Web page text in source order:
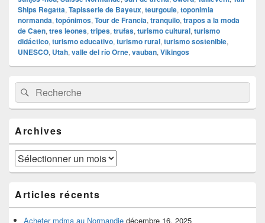
Ships Regatta, Tapisserie de Bayeux, teurgoule, toponimia
normanda, topónimos, Tour de Francia, tranquilo, trapos a la moda
de Caen, tres leones, tripes, trufas, turismo cultural, turismo
didáctico, turismo educativo, turismo rural, turismo sostenible,
UNESCO, Utah, valle del río Orne, vauban, Vikingos
Zone
principale
de
widget
barre
latérale
Recherche :Rechercher
Archives
Archives
Articles récents
Acheter mdma au Normandie décembre 16, 2025